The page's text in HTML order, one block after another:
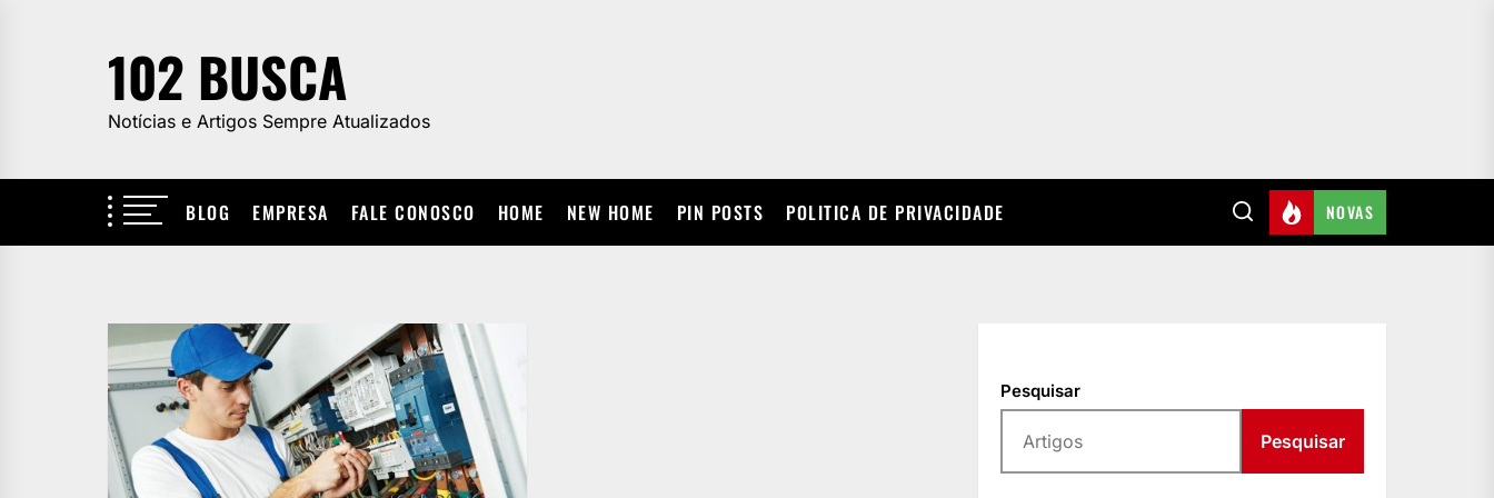
102 BUSCA
Notícias e Artigos Sempre Atualizados
BLOG EMPRESA FALE CONOSCO HOME NEW HOME PIN POSTS POLITICA DE PRIVACIDADE NOVAS
Pesquisar
Pesquisar